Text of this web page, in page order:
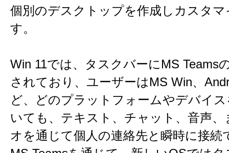
個別のデスクトップを作成しカスタ
す。
Win 11では、タスクバーにMS Teams
されており、ユーザーはMS Win、
ど、どのプラットフォームやデバイ
いても、テキスト、チャット、音声
オを通じて個人の連絡先と瞬時に接続